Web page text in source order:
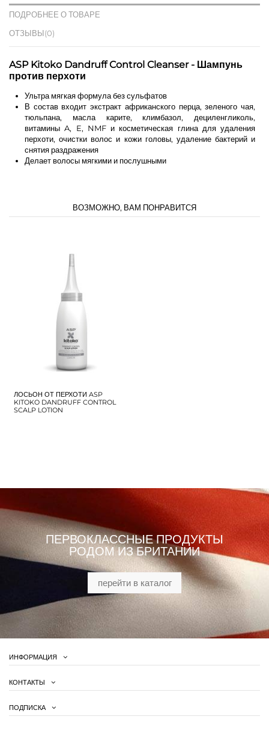
ПОДРОБНЕЕ О ТОВАРЕ
ОТЗЫВЫ(0)
ASP Kitoko Dandruff Control Cleanser - Шампунь
против перхоти
Ультра мягкая формула без сульфатов
В состав входит экстракт африканского перца, зеленого чая,
тюльпана, масла карите, климбазол, дециленгликоль,
витамины A, E, NMF и косметическая глина для удаления
перхоти, очистки волос и кожи головы, удаление бактерий и
снятия раздражения
Делает волосы мягкими и послушными
ВОЗМОЖНО, ВАМ ПОНРАВИТСЯ
ЛОСЬОН ОТ ПЕРХОТИ ASP
KITOKO DANDRUFF CONTROL
SCALP LOTION
ПЕРВОКЛАССНЫЕ ПРОДУКТЫ
РОДОМ ИЗ БРИТАНИИ
перейти в каталог
ИНФОРМАЦИЯ
КОНТАКТЫ
ПОДПИСКА